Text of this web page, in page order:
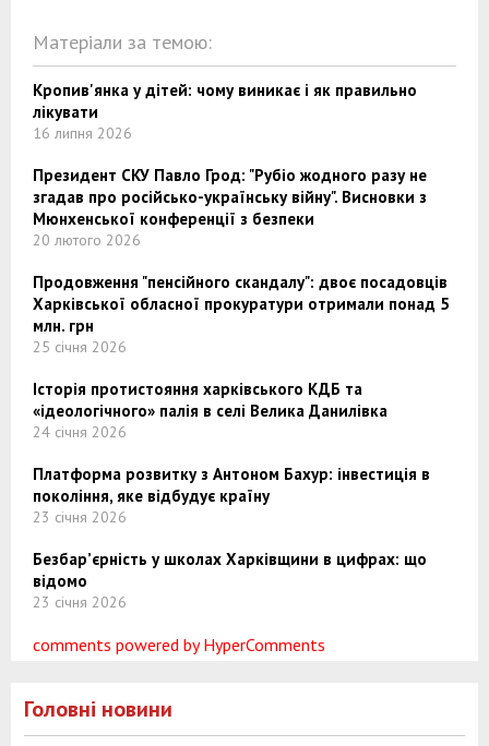
Матеріали за темою:
Кропив'янка у дітей: чому виникає і як правильно
лікувати
16 липня 2026
Президент СКУ Павло Грод: "Рубіо жодного разу не
згадав про російсько-українську війну". Висновки з
Мюнхенської конференції з безпеки
20 лютого 2026
Продовження "пенсійного скандалу": двоє посадовців
Харківської обласної прокуратури отримали понад 5
млн. грн
25 січня 2026
Історія протистояння харківського КДБ та
«ідеологічного» палія в селі Велика Данилівка
24 січня 2026
Платформа розвитку з Антоном Бахур: інвестиція в
покоління, яке відбудує країну
23 січня 2026
Безбар’єрність у школах Харківщини в цифрах: що
відомо
23 січня 2026
comments powered by HyperComments
Головні новини